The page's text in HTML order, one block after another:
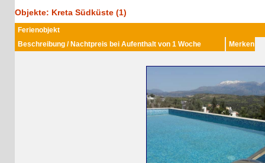
Objekte: Kreta Südküste (1)
Ferienobjekt
Beschreibung / Nachtpreis bei Aufenthalt von 1 Woche
Merken